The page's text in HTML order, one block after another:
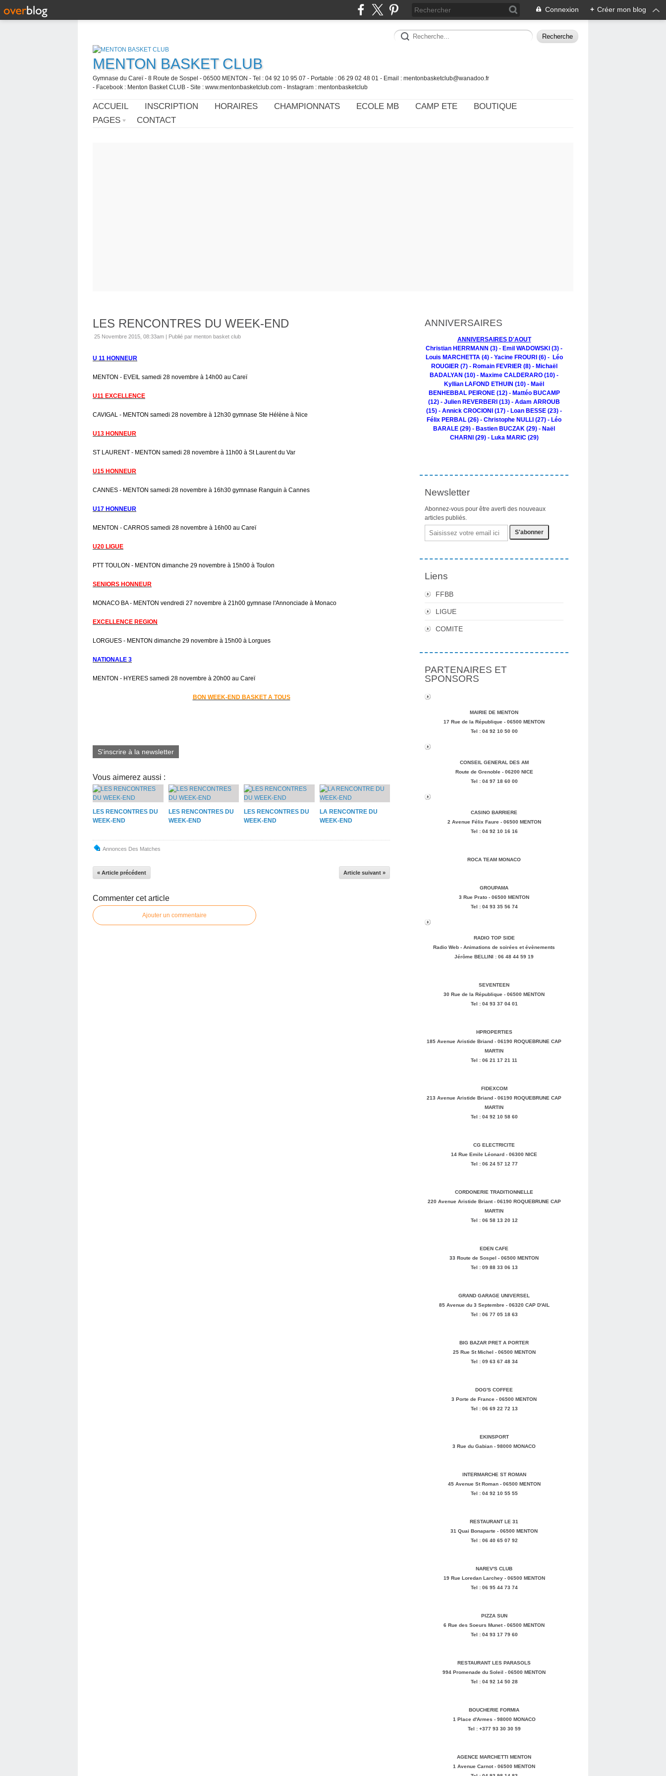
Connexion + Créer mon blog
MENTON BASKET CLUB
Gymnase du Careï - 8 Route de Sospel - 06500 MENTON - Tel : 04 92 10 95 07 - Portable : 06 29 02 48 01 - Email : mentonbasketclub@wanadoo.fr
- Facebook : Menton Basket CLUB - Site : www.mentonbasketclub.com - Instagram : mentonbasketclub
ACCUEIL INSCRIPTION HORAIRES CHAMPIONNATS ECOLE MB CAMP ETE
BOUTIQUE
PAGES
CONTACT
LES RENCONTRES DU WEEK-END
25 Novembre 2015, 08:33am | Publié par menton basket club
U 11 HONNEUR
MENTON - EVEIL samedi 28 novembre à 14h00 au Careï
U11 EXCELLENCE
CAVIGAL - MENTON samedi 28 novembre à 12h30 gymnase Ste Hélène à Nice
U13 HONNEUR
ST LAURENT - MENTON samedi 28 novembre à 11h00 à St Laurent du Var
U15 HONNEUR
CANNES - MENTON samedi 28 novembre à 16h30 gymnase Ranguin à Cannes
U17 HONNEUR
MENTON - CARROS samedi 28 novembre à 16h00 au Careï
U20 LIGUE
PTT TOULON - MENTON dimanche 29 novembre à 15h00 à Toulon
SENIORS HONNEUR
MONACO BA - MENTON vendredi 27 novembre à 21h00 gymnase l'Annonciade à Monaco
EXCELLENCE REGION
LORGUES - MENTON dimanche 29 novembre à 15h00 à Lorgues
NATIONALE 3
MENTON - HYERES samedi 28 novembre à 20h00 au Careï
BON WEEK-END BASKET A TOUS
S'inscrire à la newsletter
Vous aimerez aussi :
LES RENCONTRES DU
WEEK-END
LES RENCONTRES DU
WEEK-END
LES RENCONTRES DU
WEEK-END
LA RENCONTRE DU
WEEK-END
Annonces Des Matches
« Article précédent Article suivant »
Commenter cet article
Ajouter un commentaire
ANNIVERSAIRES
ANNIVERSAIRES D'AOUT
Christian HERRMANN (3) - Emil WADOWSKI (3) -
Louis MARCHETTA (4) - Yacine FROURI (6) - Léo
ROUGIER (7) - Romain FEVRIER (8) - Michaël
BADALYAN (10) - Maxime CALDERARO (10) -
Kyllian LAFOND ETHUIN (10) - Maël
BENHEBBAL PEIRONE (12) - Mattéo BUCAMP
(12) - Julien REVERBERI (13) - Adam ARROUB
(15) - Annick CROCIONI (17) - Loan BESSE (23) -
Félix PERBAL (26) - Christophe NULLI (27) - Léo
BARALE (29) - Bastien BUCZAK (29) - Naël
CHARNI (29) - Luka MARIC (29)
Newsletter
Abonnez-vous pour être averti des nouveaux
articles publiés.
Email
Liens
FFBB
LIGUE
COMITE
PARTENAIRES ET
SPONSORS
MAIRIE DE MENTON
17 Rue de la République - 06500 MENTON
Tel : 04 92 10 50 00
CONSEIL GENERAL DES AM
Route de Grenoble - 06200 NICE
Tel : 04 97 18 60 00
CASINO BARRIERE
2 Avenue Félix Faure - 06500 MENTON
Tel : 04 92 10 16 16
ROCA TEAM MONACO
GROUPAMA
3 Rue Prato - 06500 MENTON
Tel : 04 93 35 56 74
RADIO TOP SIDE
Radio Web - Animations de soirées et évènements
Jérôme BELLINI : 06 48 44 59 19
SEVENTEEN
30 Rue de la République - 06500 MENTON
Tel : 04 93 37 04 01
HPROPERTIES
185 Avenue Aristide Briand - 06190 ROQUEBRUNE CAP
MARTIN
Tel : 06 21 17 21 11
FIDEXCOM
213 Avenue Aristide Briand - 06190 ROQUEBRUNE CAP
MARTIN
Tel : 04 92 10 58 60
CG ELECTRICITE
14 Rue Emile Léonard - 06300 NICE
Tel : 06 24 57 12 77
CORDONERIE TRADITIONNELLE
220 Avenue Aristide Briant - 06190 ROQUEBRUNE CAP
MARTIN
Tel : 06 58 13 20 12
EDEN CAFE
33 Route de Sospel - 06500 MENTON
Tel : 09 88 33 06 13
GRAND GARAGE UNIVERSEL
85 Avenue du 3 Septembre - 06320 CAP D'AIL
Tel : 06 77 05 18 63
BIG BAZAR PRET A PORTER
25 Rue St Michel - 06500 MENTON
Tel : 09 63 67 48 34
DOG'S COFFEE
3 Porte de France - 06500 MENTON
Tel : 06 69 22 72 13
EKINSPORT
3 Rue du Gabian - 98000 MONACO
INTERMARCHE ST ROMAN
45 Avenue St Roman - 06500 MENTON
Tel : 04 92 10 55 55
RESTAURANT LE 31
31 Quai Bonaparte - 06500 MENTON
Tel : 06 40 65 07 92
NAREV'S CLUB
19 Rue Loredan Larchey - 06500 MENTON
Tel : 06 95 44 73 74
PIZZA SUN
6 Rue des Soeurs Munet - 06500 MENTON
Tel : 04 93 17 79 60
RESTAURANT LES PARASOLS
994 Promenade du Soleil - 06500 MENTON
Tel : 04 92 14 50 28
BOUCHERIE FORMIA
1 Place d'Armes - 98000 MONACO
Tel : +377 93 30 30 59
AGENCE MARCHETTI MENTON
1 Avenue Carnot - 06500 MENTON